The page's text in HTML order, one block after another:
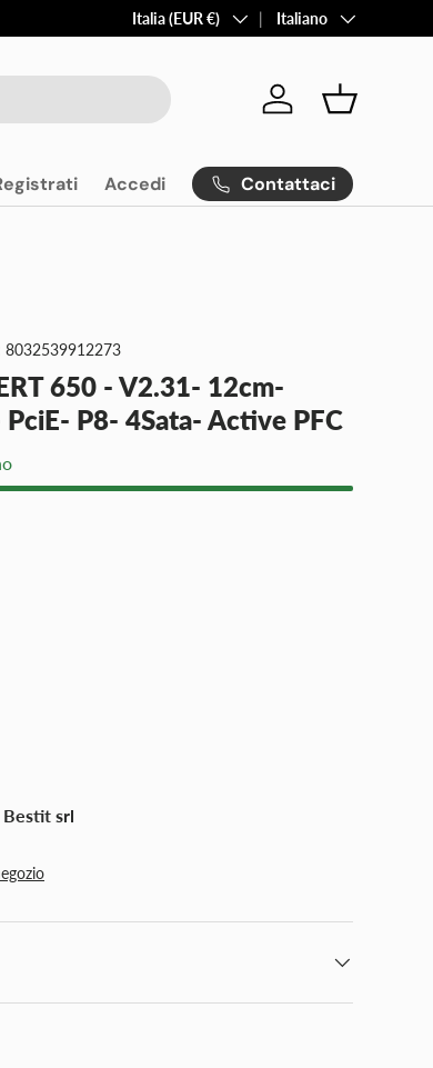
Paese/Regione
Italia (EUR €) LinguaItaliano
Accedi Cestino
Accedi Contattaci
8032539912273
650 - V2.31- 12cm-
P8- 4Sata- Active PFC
Bestit srl